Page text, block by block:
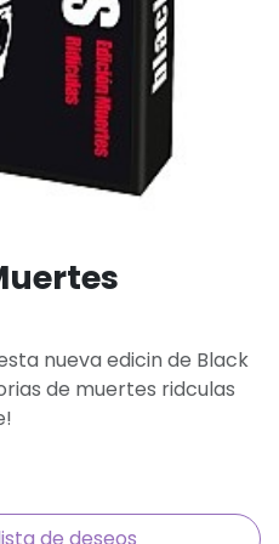
nueva edicin de Black
de muertes ridculas